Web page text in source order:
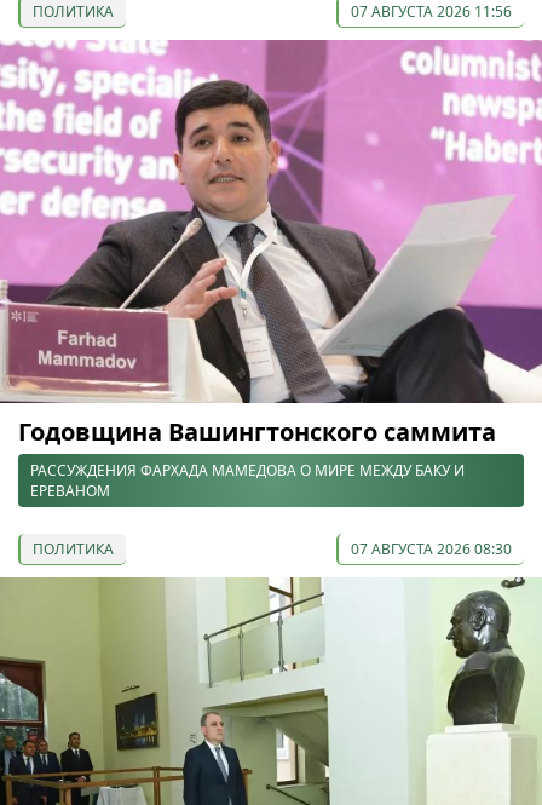
ПОЛИТИКА 07 АВГУСТА 2026 11:56
Годовщина Вашингтонского саммита
РАССУЖДЕНИЯ ФАРХАДА МАМЕДОВА О МИРЕ МЕЖДУ БАКУ И
ЕРЕВАНОМ
ПОЛИТИКА 07 АВГУСТА 2026 08:30